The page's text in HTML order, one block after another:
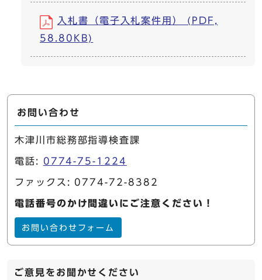
入札書（電子入札案件用） (PDF,
58.80KB)
お問い合わせ
木津川市総務部指導検査課
電話: 0774-75-1224
ファックス: 0774-72-8382
電話番号のかけ間違いにご注意ください！
お問い合わせフォーム
ご意見をお聞かせください